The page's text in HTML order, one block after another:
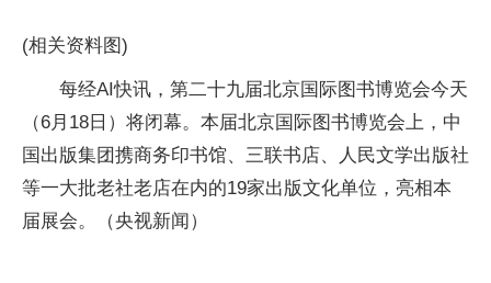
(相关资料图)
每经AI快讯，第二十九届北京国际图书博览会今天
（6月18日）将闭幕。本届北京国际图书博览会上，中
国出版集团携商务印书馆、三联书店、人民文学出版社
等一大批老社老店在内的19家出版文化单位，亮相本
届展会。（央视新闻）